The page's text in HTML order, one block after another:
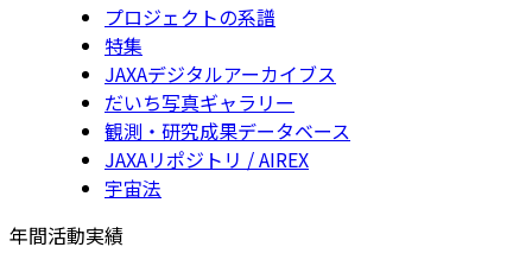
プロジェクトの系譜
特集
JAXAデジタルアーカイブス
だいち写真ギャラリー
観測・研究成果データベース
JAXAリポジトリ / AIREX
宇宙法
年間活動実績